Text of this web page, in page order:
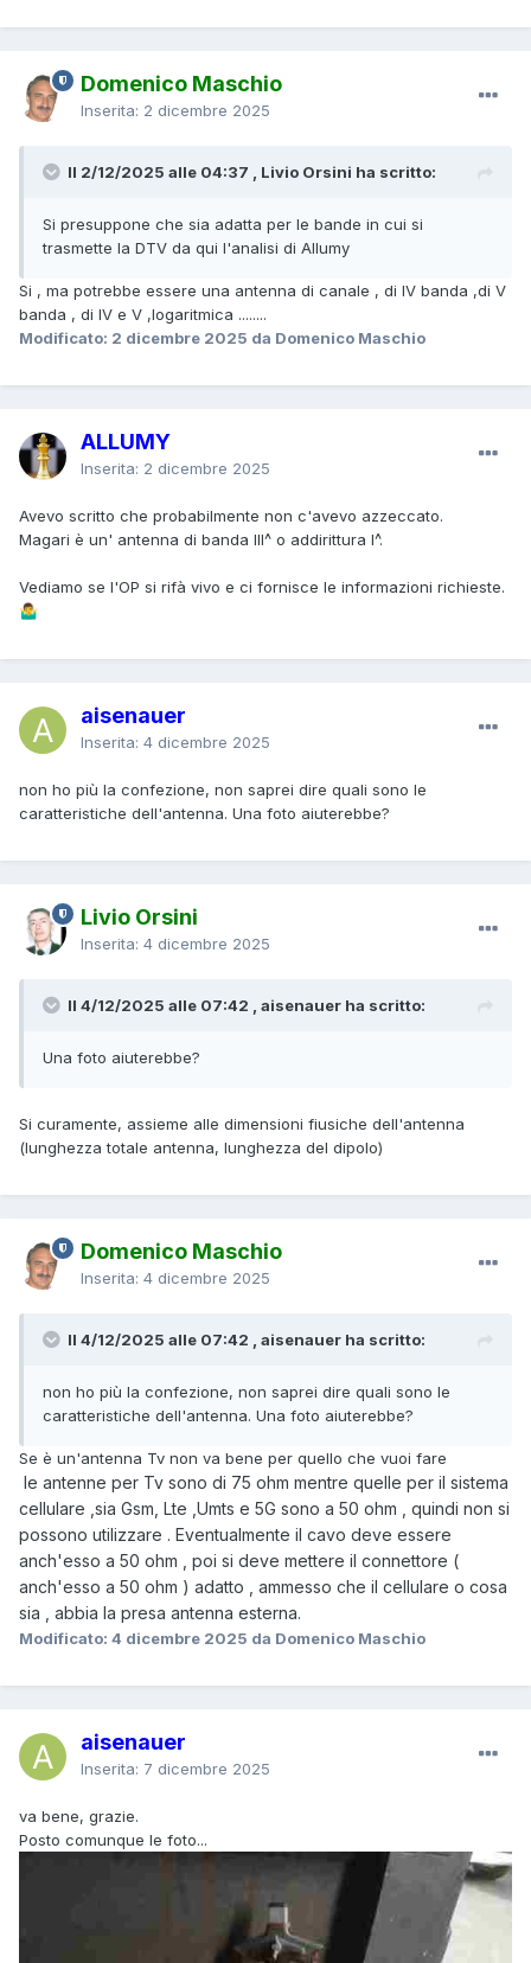
Domenico Maschio
Inserita: 2 dicembre 2025
Il 2/12/2025 alle 04:37 , Livio Orsini ha scritto:
Si presuppone che sia adatta per le bande in cui si
trasmette la DTV da qui l'analisi di Allumy
Si , ma potrebbe essere una antenna di canale , di IV banda ,di V
banda , di IV e V ,logaritmica ........
Modificato: 2 dicembre 2025 da Domenico Maschio
ALLUMY
Inserita: 2 dicembre 2025
Avevo scritto che probabilmente non c'avevo azzeccato.
Magari è un' antenna di banda III^ o addirittura I^.
Vediamo se l'OP si rifà vivo e ci fornisce le informazioni richieste.
🤷‍♂️
aisenauer
Inserita: 4 dicembre 2025
non ho più la confezione, non saprei dire quali sono le
caratteristiche dell'antenna. Una foto aiuterebbe?
Livio Orsini
Inserita: 4 dicembre 2025
Il 4/12/2025 alle 07:42 , aisenauer ha scritto:
Una foto aiuterebbe?
Si curamente, assieme alle dimensioni fiusiche dell'antenna
(lunghezza totale antenna, lunghezza del dipolo)
Domenico Maschio
Inserita: 4 dicembre 2025
Il 4/12/2025 alle 07:42 , aisenauer ha scritto:
non ho più la confezione, non saprei dire quali sono le
caratteristiche dell'antenna. Una foto aiuterebbe?
Se è un'antenna Tv non va bene per quello che vuoi fare
le antenne per Tv sono di 75 ohm mentre quelle per il sistema
cellulare ,sia Gsm, Lte ,Umts e 5G sono a 50 ohm , quindi non si
possono utilizzare . Eventualmente il cavo deve essere
anch'esso a 50 ohm , poi si deve mettere il connettore (
anch'esso a 50 ohm ) adatto , ammesso che il cellulare o cosa
sia , abbia la presa antenna esterna.
Modificato: 4 dicembre 2025 da Domenico Maschio
aisenauer
Inserita: 7 dicembre 2025
va bene, grazie.
Posto comunque le foto...